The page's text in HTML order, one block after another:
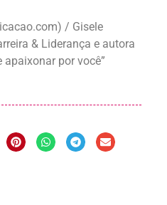
) / Gisele
& Liderança e autora
apaixonar por você”